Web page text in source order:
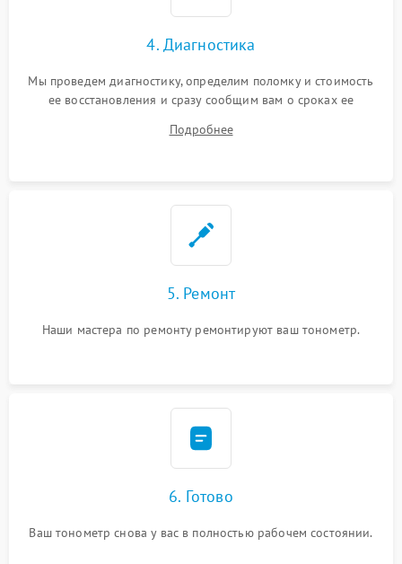
4. Диагностика
Мы проведем диагностику, определим поломку и стоимость
ее восстановления и сразу сообщим вам о сроках ее
Подробнее
5. Ремонт
Наши мастера по ремонту ремонтируют ваш тонометр.
6. Готово
Ваш тонометр снова у вас в полностью рабочем состоянии.